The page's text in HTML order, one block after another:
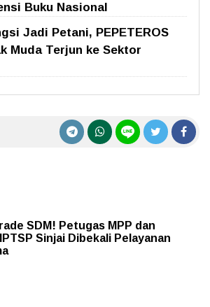
Buku Nasional
Jadi Petani, PEPETEROS
Muda Terjun ke Sektor
SDM! Petugas MPP dan
Sinjai Dibekali Pelayanan